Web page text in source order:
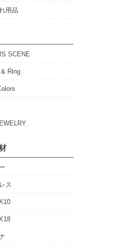
用品
SCENE
Ring
ス